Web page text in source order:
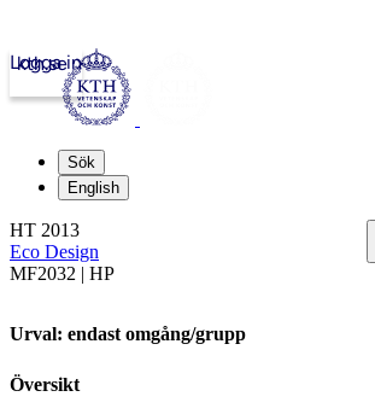
kth.se
Logga in
Sök
English
HT 2013
Eco Design
MF2032 | HP
Urval: endast omgång/grupp
Översikt